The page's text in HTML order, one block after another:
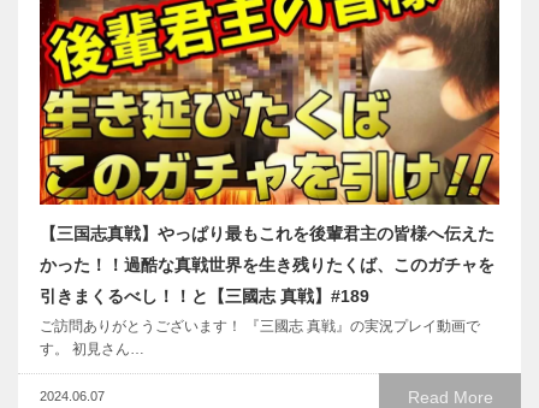
【三国志真戦】やっぱり最もこれを後輩君主の皆様へ伝えた
かった！！過酷な真戦世界を生き残りたくば、このガチャを
引きまくるべし！！と【三國志 真戦】#189
ご訪問ありがとうございます！ 『三國志 真戦』の実況プレイ動画で
す。 初見さん…
Read More
2024.06.07